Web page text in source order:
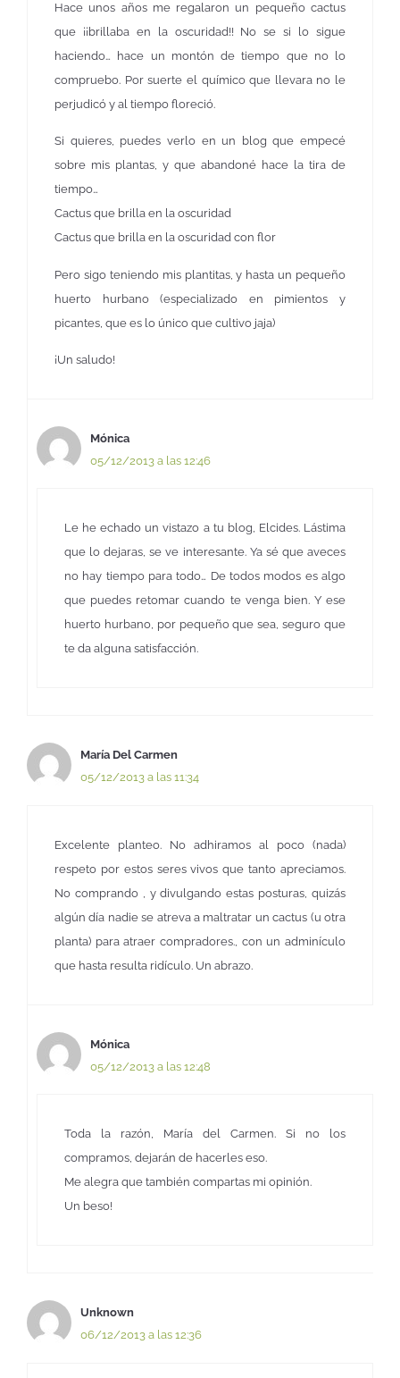
Hace unos años me regalaron un pequeño cactus
que ¡¡brillaba en la oscuridad!! No se si lo sigue
haciendo… hace un montón de tiempo que no lo
compruebo. Por suerte el químico que llevara no le
perjudicó y al tiempo floreció.
Si quieres, puedes verlo en un blog que empecé
sobre mis plantas, y que abandoné hace la tira de
tiempo…
Cactus que brilla en la oscuridad
Cactus que brilla en la oscuridad con flor
Pero sigo teniendo mis plantitas, y hasta un pequeño
huerto hurbano (especializado en pimientos y
picantes, que es lo único que cultivo jaja)
¡Un saludo!
Mónica
05/12/2013 a las 12:46
Le he echado un vistazo a tu blog, Elcides. Lástima
que lo dejaras, se ve interesante. Ya sé que aveces
no hay tiempo para todo… De todos modos es algo
que puedes retomar cuando te venga bien. Y ese
huerto hurbano, por pequeño que sea, seguro que
te da alguna satisfacción.
María Del Carmen
05/12/2013 a las 11:34
Excelente planteo. No adhiramos al poco (nada)
respeto por estos seres vivos que tanto apreciamos.
No comprando , y divulgando estas posturas, quizás
algún día nadie se atreva a maltratar un cactus (u otra
planta) para atraer compradores., con un adminículo
que hasta resulta ridículo. Un abrazo.
Mónica
05/12/2013 a las 12:48
Toda la razón, María del Carmen. Si no los
compramos, dejarán de hacerles eso.
Me alegra que también compartas mi opinión.
Un beso!
Unknown
06/12/2013 a las 12:36